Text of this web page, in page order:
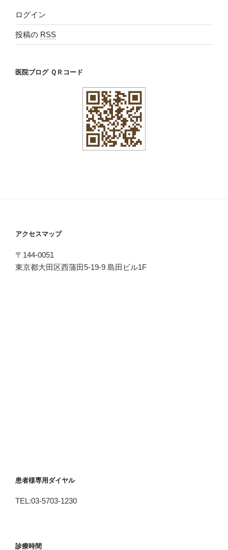
ログイン
投稿の RSS
医院ブログ ＱＲコード
アクセスマップ
〒144-0051
東京都大田区西蒲田5-19-9 島田ビル1F
患者様専用ダイヤル
TEL:03-5703-1230
診療時間